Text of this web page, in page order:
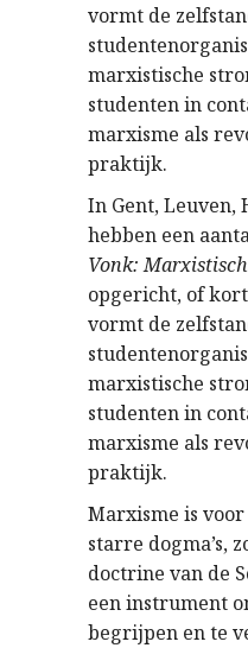
vormt de
marxistische
studenten in
marxisme als
praktijk.
In Gent, Leuven,
hebben een
Vonk:
opgericht, of
vormt de
marxistische
studenten in
marxisme als
praktijk.
Marxisme is
starre dogma’s,
doctrine van de
een instrument
begrijpen en te